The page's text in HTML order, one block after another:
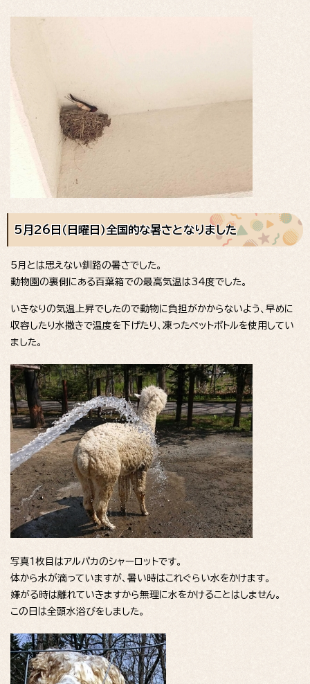
5月26日（日曜日）全国的な暑さとなりました
5月とは思えない釧路の暑さでした。
動物園の裏側にある百葉箱での最高気温は34度でした。
いきなりの気温上昇でしたので動物に負担がかからないよう、早めに
収容したり水撒きで温度を下げたり、凍ったペットボトルを使用してい
ました。
写真1枚目はアルパカのシャーロットです。
体から水が滴っていますが、暑い時はこれぐらい水をかけます。
嫌がる時は離れていきますから無理に水をかけることはしません。
この日は全頭水浴びをしました。